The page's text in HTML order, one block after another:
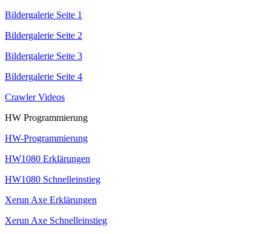
Bildergalerie Seite 1
Bildergalerie Seite 2
Bildergalerie Seite 3
Bildergalerie Seite 4
Crawler Videos
HW Programmierung
HW-Programmierung
HW1080 Erklärungen
HW1080 Schnelleinstieg
Xerun Axe Erklärungen
Xerun Axe Schnelleinstieg